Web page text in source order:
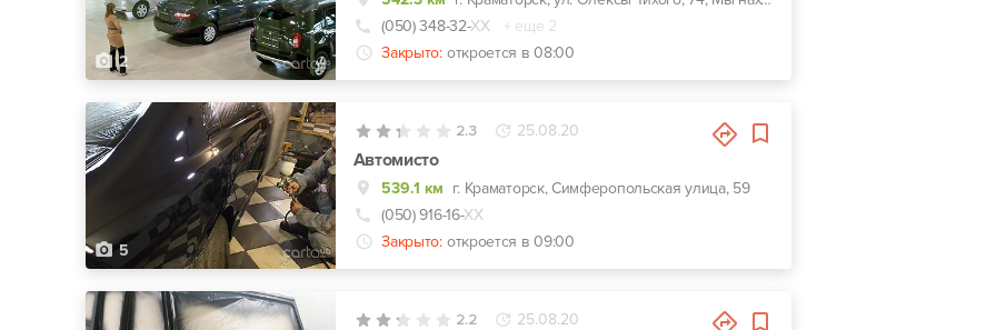
2
(050) 348-32-ХХ
+ еще 2
Закрыто: откроется в 08:00
5
2.3 25.08.20
Автомисто
539.1 км г. Краматорск, Симферопольская улица, 59
(050) 916-16-ХХ
Закрыто: откроется в 09:00
2.2 25.08.20